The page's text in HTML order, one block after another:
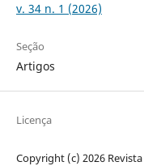
v. 34 n. 1 (2026)
Seção
Artigos
Licença
Copyright (c) 2026